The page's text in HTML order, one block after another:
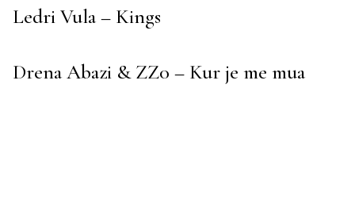
Ledri Vula – Kings
Drena Abazi & ZZ0 – Kur je me mua